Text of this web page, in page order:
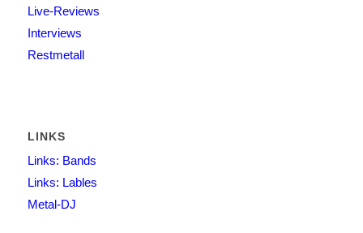
Live-Reviews
Interviews
Restmetall
LINKS
Links: Bands
Links: Lables
Metal-DJ